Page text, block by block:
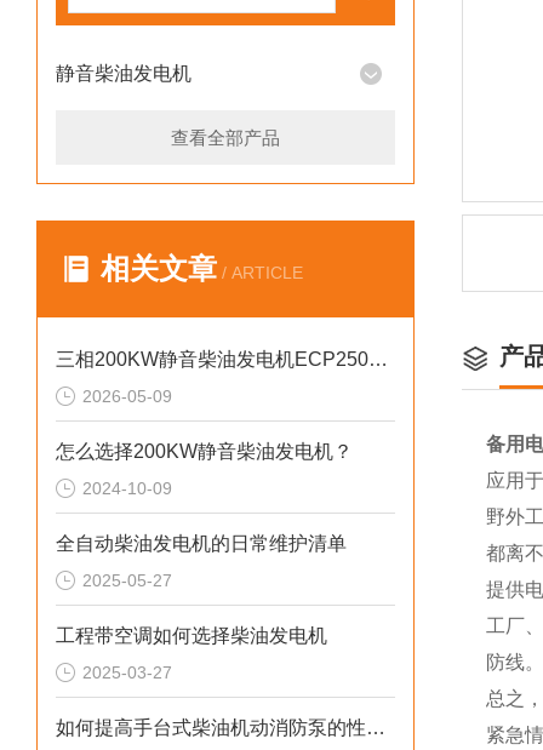
静音柴油发电机
查看全部产品
相关文章 / ARTICLE
三相200KW静音柴油发电机ECP2500KVA参数介绍
2026-05-09
怎么选择200KW静音柴油发电机？
2024-10-09
全自动柴油发电机的日常维护清单
2025-05-27
工程带空调如何选择柴油发电机
2025-03-27
如何提高手台式柴油机动消防泵的性能？
产
备用
应用
野外
都离
提供
工厂
防线
总之
紧急